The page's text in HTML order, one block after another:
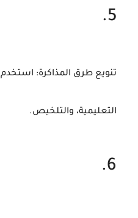
تنويع طرق المذاكرة: استخدم
التعليمية، والتلخيص.